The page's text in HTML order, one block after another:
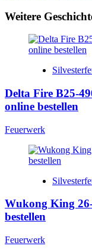
Weitere
Delta Fire B25-
online bestellen
Feuerwerk
Wukong King
bestellen
Feuerwerk